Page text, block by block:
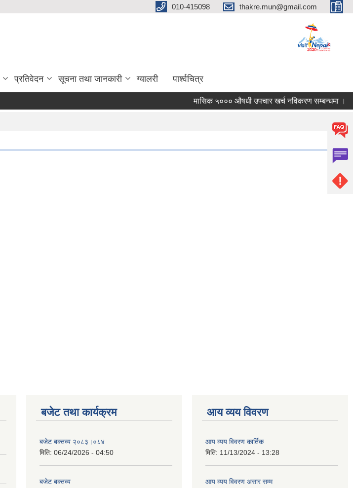
010-415098 thakre.mun@gmail.com
प्रतिवेदन सूचना तथा जानकारी ग्यालरी पार्श्वचित्र
मासिक ५००० औषधी उपचार खर्च नविकरण सम्बन्धमा ।
बजेट तथा कार्यक्रम
बजेट बक्तव्य २०८३।०८४
मिति: 06/24/2026 - 04:50
बजेट बक्तव्य
आय व्यय विवरण
आय व्यय विवरण कार्तिक
मिति: 11/13/2024 - 13:28
आय व्यय विवरण असार सम्म